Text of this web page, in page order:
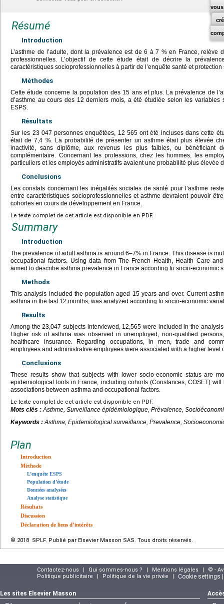
vous
Résumé
Introduction
L’asthme de l’adulte, dont la prévalence est de 6 à 7 % en France, relève
professionnelles. L’objectif de cette étude était de décrire la
caractéristiques socioprofessionnelles à partir de l’enquête santé et
Méthodes
Cette étude concerne la population des 15 ans et plus. La prévalence de
d’asthme au cours des 12 derniers mois, a été étudiée selon les variables
ESPS.
Résultats
Sur les 23 047 personnes enquêtées, 12 565 ont été incluses dans cette
était de 7,4 %. La probabilité de présenter un asthme était plus élevée
inactivité, sans diplôme, aux revenus les plus faibles, ou bénéficiant
complémentaire. Concernant les professions, chez les hommes, les
particuliers et les employés administratifs avaient une probabilité plus élevée
Conclusions
Les constats concernant les inégalités sociales de santé pour l’asthme
entre caractéristiques socioprofessionnelles et asthme devraient pouvoir
cohortes en cours de développement en France.
Le texte complet de cet article est disponible en PDF.
Summary
Introduction
The prevalence of adult asthma is around 6–7% in France. This disease is
occupational factors. Using data from The French Health, Health Care
aimed to describe asthma prevalence in France according to socio-economic
Methods
This analysis included the population aged 15 years and over. Current
asthma in the last 12 months, was analyzed according to socio-economic
Results
Among the 23,047 subjects interviewed, 12,565 were included in the
Higher risk of asthma was observed in unemployed, non-qualified
healthcare insurance. Regarding occupations, in men, trade and
employees and administrative employees were associated with a higher level
Conclusions
These results show that subjects with lower socio-economic status are
epidemiological tools in France, including cohorts (Constances, COSET)
associations between asthma and occupational factors.
Le texte complet de cet article est disponible en PDF.
Mots clés :Asthme, Surveillance épidémiologique, Prévalence,
Keywords :Asthma, Epidemiological surveillance, Prevalence,
Plan
Introduction
Méthode
L’enquête ESPS
Population d’étude
Données analysées
Analyse statistique
Résultats
Discussion
Déclaration de liens d’intérêts
© 2018 SPLF. Publié par Elsevier Masson SAS. Tous droits réservés.
Contactez-nous Qui sommes-nous ? Mentions légales
© -
Politique publicitaire
Politique de la vie privée Cookie settings
Les sites Elsevier Masson